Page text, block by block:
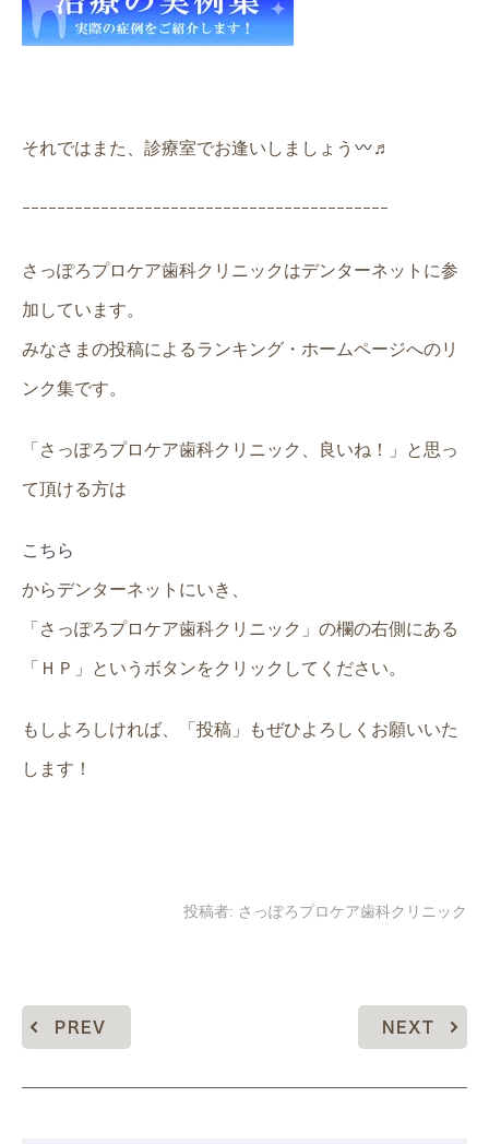
それではまた、診療室でお逢いしましょう ♬
ｰｰｰｰｰｰｰｰｰｰｰｰｰｰｰｰｰｰｰｰｰｰｰｰｰｰｰｰｰｰｰｰｰｰｰｰｰｰｰｰｰｰ
さっぽろプロケア歯科クリニックはデンターネットに参
加しています。
みなさまの投稿によるランキング・ホームページへのリ
ンク集です。
「さっぽろプロケア歯科クリニック、良いね！」と思っ
て頂ける方は
こちら
からデンターネットにいき、
「さっぽろプロケア歯科クリニック」の欄の右側にある
「ＨＰ」というボタンをクリックしてください。
もしよろしければ、「投稿」もぜひよろしくお願いいた
します！
投稿者: さっぽろプロケア歯科クリニック
PREV NEXT